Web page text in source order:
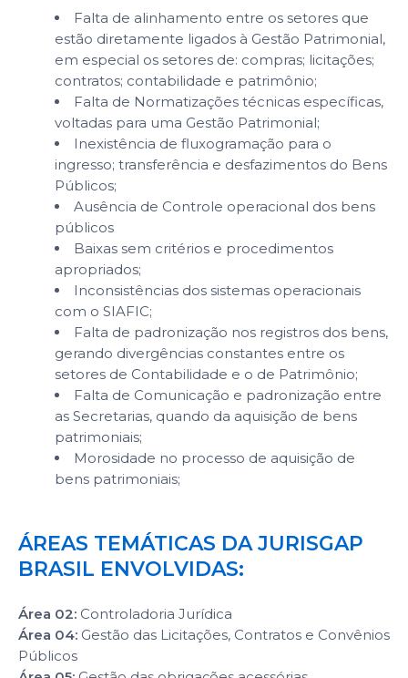
Falta de alinhamento entre os setores que
estão diretamente ligados à Gestão Patrimonial,
em especial os setores de: compras; licitações;
contratos; contabilidade e patrimônio;
Falta de Normatizações técnicas específicas,
voltadas para uma Gestão Patrimonial;
Inexistência de fluxogramação para o
ingresso; transferência e desfazimentos do Bens
Públicos;
Ausência de Controle operacional dos bens
públicos
Baixas sem critérios e procedimentos
apropriados;
Inconsistências dos sistemas operacionais
com o SIAFIC;
Falta de padronização nos registros dos bens,
gerando divergências constantes entre os
setores de Contabilidade e o de Patrimônio;
Falta de Comunicação e padronização entre
as Secretarias, quando da aquisição de bens
patrimoniais;
Morosidade no processo de aquisição de
bens patrimoniais;
ÁREAS TEMÁTICAS DA JURISGAP
BRASIL ENVOLVIDAS:
Área 02: Controladoria Jurídica
Área 04: Gestão das Licitações, Contratos e Convênios
Públicos